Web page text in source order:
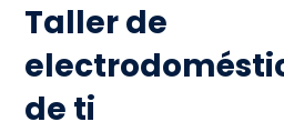
Taller de
de ti